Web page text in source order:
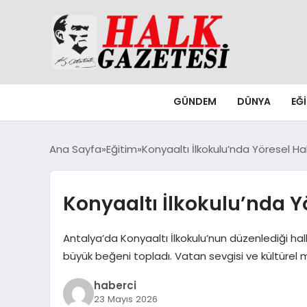
GÜNDEM DÜNYA
Ana Sayfa Eğitim Konyaaltı İlkokulu’nda Yöresel
Konyaaltı İlkokulu’nda
Antalya’da Konyaaltı İlkokulu’nun düzenlediği
büyük beğeni topladı. Vatan sevgisi ve kültürel
haberci
23 Mayıs 2026